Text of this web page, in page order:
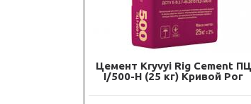
Цемент Kryvyi Rig Cement ПЦ
I/500-H (25 кг) Кривой Рог